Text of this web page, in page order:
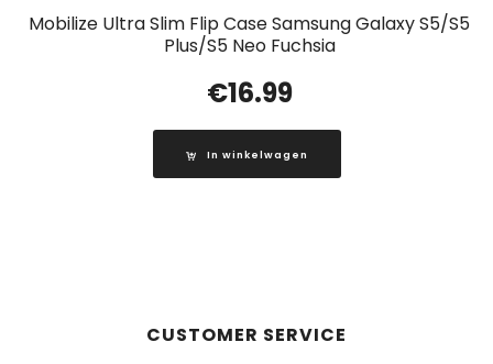
Mobilize Ultra Slim Flip Case Samsung Galaxy S5/S5
Plus/S5 Neo Fuchsia
€16.99
In winkelwagen
CUSTOMER SERVICE